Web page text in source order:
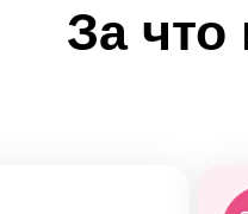
За